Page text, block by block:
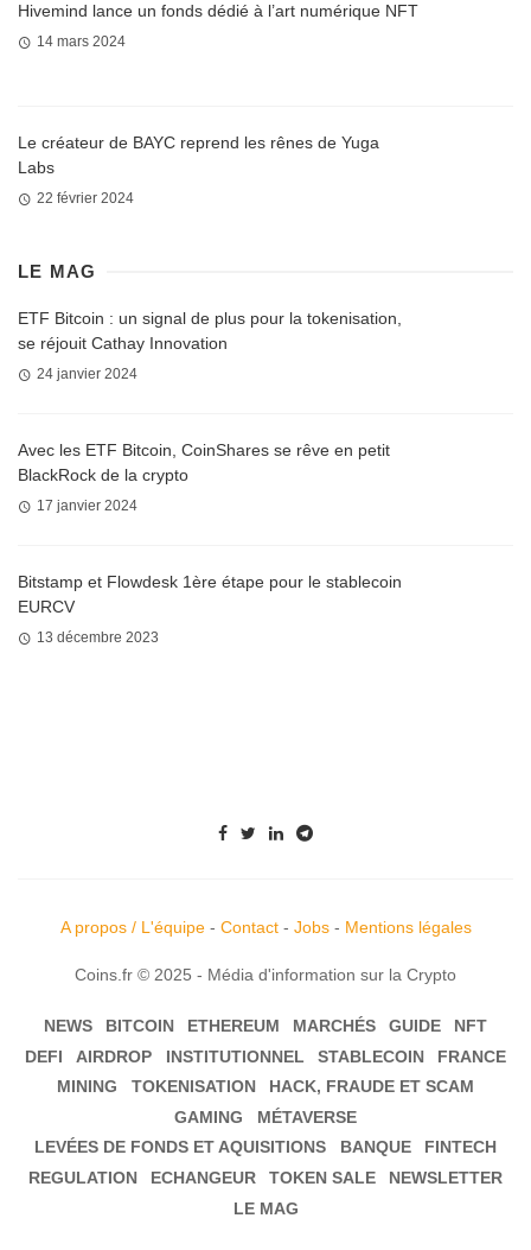
Hivemind lance un fonds dédié à l’art numérique NFT
14 mars 2024
Le créateur de BAYC reprend les rênes de Yuga
Labs
22 février 2024
LE MAG
ETF Bitcoin : un signal de plus pour la tokenisation,
se réjouit Cathay Innovation
24 janvier 2024
Avec les ETF Bitcoin, CoinShares se rêve en petit
BlackRock de la crypto
17 janvier 2024
Bitstamp et Flowdesk 1ère étape pour le stablecoin
EURCV
13 décembre 2023
A propos / L'équipe- Contact- Jobs- Mentions légales
Coins.fr © 2025 - Média d'information sur la Crypto
NEWS BITCOIN ETHEREUM MARCHÉS GUIDE
NFT
DEFI
AIRDROP INSTITUTIONNEL STABLECOIN
FRANCE
MINING
TOKENISATION
HACK, FRAUDE ET SCAM
GAMING
MÉTAVERSE
LEVÉES DE FONDS ET AQUISITIONS
BANQUE
FINTECH
REGULATION
ECHANGEUR TOKEN SALE
NEWSLETTER
LE MAG